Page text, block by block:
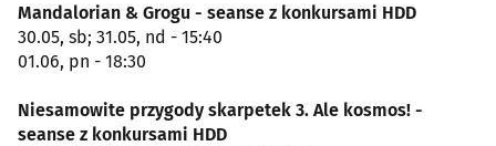
Mandalorian & Grogu - seanse z konkursami HDD
30.05, sb; 31.05, nd - 15:40
01.06, pn - 18:30
Niesamowite przygody skarpetek 3. Ale kosmos! -
seanse z konkursami HDD